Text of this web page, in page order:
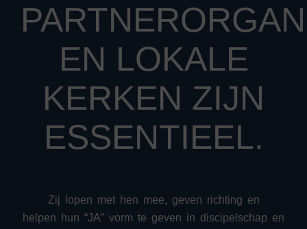
EN LOKALE
KERKEN ZIJN
ESSENTIEEL.
Zij lopen met hen mee, geven richting en
helpen hun “JA” vorm te geven in discipelschap en